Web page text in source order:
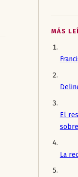
MÁS
El
La